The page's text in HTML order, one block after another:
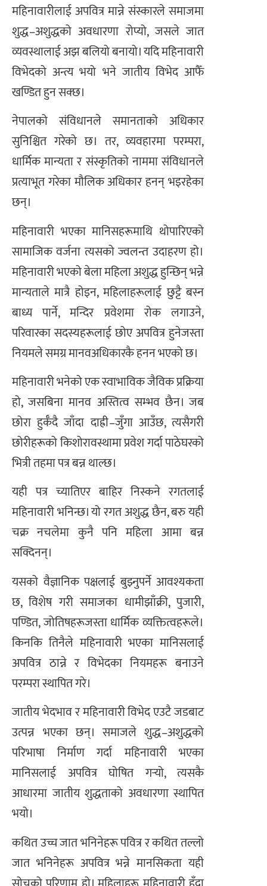
महिनावारीलाई अपवित्र मान्ने संस्कारले समाजमा
शुद्ध–अशुद्धको अवधारणा रोप्यो, जसले जात
व्यवस्थालाई अझ बलियो बनायो। यदि महिनावारी
विभेदको अन्त्य भयो भने जातीय विभेद आफैँ
खण्डित हुन सक्छ।
नेपालको संविधानले समानताको अधिकार
सुनिश्चित गरेको छ। तर, व्यवहारमा परम्परा,
धार्मिक मान्यता र संस्कृतिको नाममा संविधानले
प्रत्याभूत गरेका मौलिक अधिकार हनन् भइरहेका
छन्।
महिनावारी भएका मानिसहरूमाथि थोपारिएको
सामाजिक वर्जना त्यसको ज्वलन्त उदाहरण हो।
महिनावारी भएको बेला महिला अशुद्ध हुन्छिन् भन्ने
मान्यताले मात्रै होइन, महिलाहरूलाई छुट्टै बस्न
बाध्य पार्ने, मन्दिर प्रवेशमा रोक लगाउने,
परिवारका सदस्यहरूलाई छोए अपवित्र हुनेजस्ता
नियमले समग्र मानवअधिकारकै हनन भएको छ।
महिनावारी भनेको एक स्वाभाविक जैविक प्रक्रिया
हो, जसबिना मानव अस्तित्व सम्भव छैन। जब
छोरा हुर्कँदै जाँदा दाह्री–जुँगा आउँछ, त्यसैगरी
छोरीहरूको किशोरावस्थामा प्रवेश गर्दा पाठेघरको
भित्री तहमा पत्र बन्न थाल्छ।
यही पत्र च्यातिएर बाहिर निस्कने रगतलाई
महिनावारी भनिन्छ। यो रगत अशुद्ध छैन, बरु यही
चक्र नचलेमा कुनै पनि महिला आमा बन्न
सक्दिनन्।
यसको वैज्ञानिक पक्षलाई बुझ्नुपर्ने आवश्यकता
छ, विशेष गरी समाजका धामीझाँक्री, पुजारी,
पण्डित, जोतिषहरूजस्ता धार्मिक व्यक्तित्वहरूले।
किनकि तिनैले महिनावारी भएका मानिसलाई
अपवित्र ठान्ने र विभेदका नियमहरू बनाउने
परम्परा स्थापित गरे।
जातीय भेदभाव र महिनावारी विभेद एउटै जडबाट
उत्पन्न भएका छन्। समाजले शुद्ध–अशुद्धको
परिभाषा निर्माण गर्दा महिनावारी भएका
मानिसलाई अपवित्र घोषित गर्‍यो, त्यसकै
आधारमा जातीय शुद्धताको अवधारणा स्थापित
भयो।
कथित उच्च जात भनिनेहरू पवित्र र कथित तल्लो
जात भनिनेहरू अपवित्र भन्ने मानसिकता यही